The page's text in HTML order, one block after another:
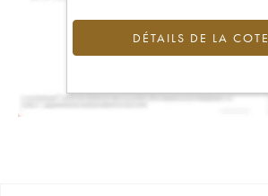
DÉTAILS DE LA COTE